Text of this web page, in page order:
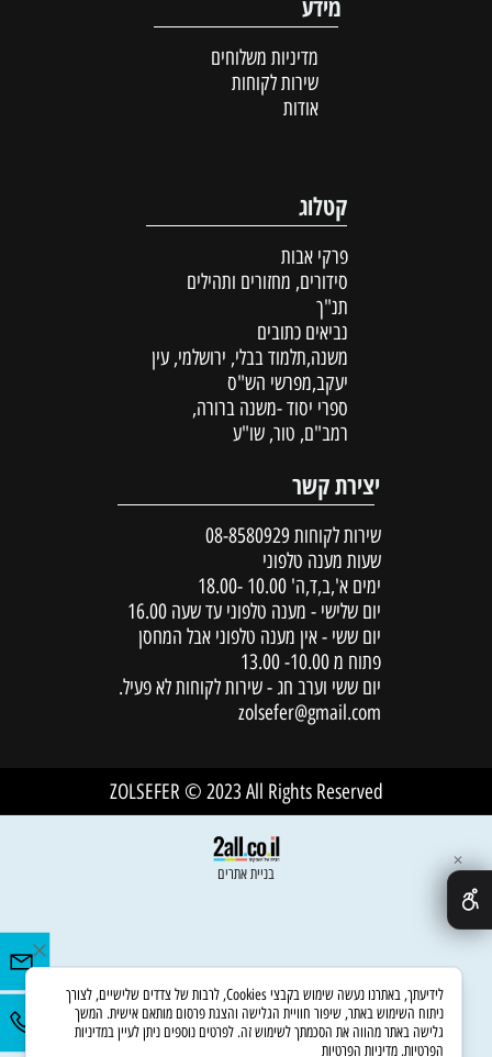
מידע
מדיניות משלוחים
שירות לקוחות
אודות
קטלוג
פרקי אבות
סידורים, מחזורים ותהילים
תנ"ך
נביאים כתובים
משנה,תלמוד בבלי, ירושלמי, עין
יעקב,מפרשי הש"ס
ספרי יסוד -משנה ברורה,
רמב"ם, טור, שו"ע
יצירת קשר
שירות לקוחות 08-8580929
שעות מענה טלפוני
ימים א',ב,ד,ה' 10.00 -18.00
יום שלישי - מענה טלפוני עד שעה 16.00
יום ששי - אין מענה טלפוני אבל המחסן
פתוח מ 10.00- 13.00
יום ששי וערב חג - שירות לקוחות לא פעיל.
zolsefer@gmail.com
ZOLSEFER © 2023 All Rights Reserved
בניית אתרים
✕
לידיעתך, באתרנו נעשה שימוש בקבצי Cookies, לרבות של צדדים שלישיים, לצורך
ניתוח השימוש באתר, שיפור חוויית הגלישה והצגת פרסום מותאם אישית. המשך
גלישה באתר מהווה את הסכמתך לשימוש זה. לפרטים נוספים ניתן לעיין במדיניות
הפרטיות. מדיניות הפרטיות